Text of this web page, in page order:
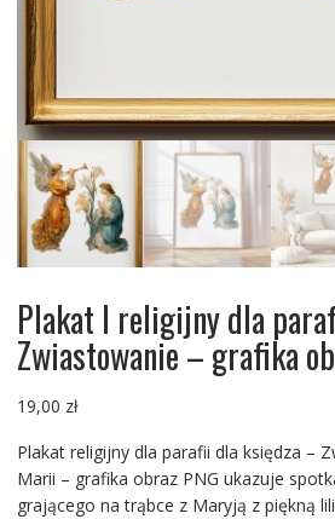
Plakat I religijny dla
Zwiastowanie – grafika
19,00 zł
Plakat religijny dla parafii dla księdza –
Marii – grafika obraz PNG ukazuje
grającego na trąbce z Maryją z piękną